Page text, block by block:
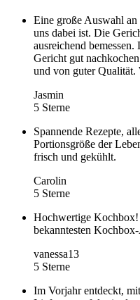
Eine große Auswahl an
uns dabei ist. Die
ausreichend
Gericht gut
und von guter Qualität.
Jasmin
5 Sterne
Spannende Rezepte,
Portionsgröße der
frisch und gekühlt.
Carolin
5 Sterne
Hochwertige
bekanntesten
vanessa13
5 Sterne
Im Vorjahr entdeckt,